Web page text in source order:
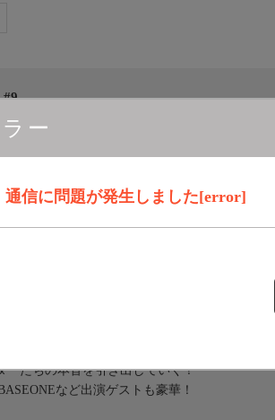
ー
通信に問題が発生しました[error]
#9
カレンダー登録
プションチャンネル(有料)のご契約が必要となります。
トークバラエティ。
ーたちの本音を引き出していく！
など出演ゲストも豪華！